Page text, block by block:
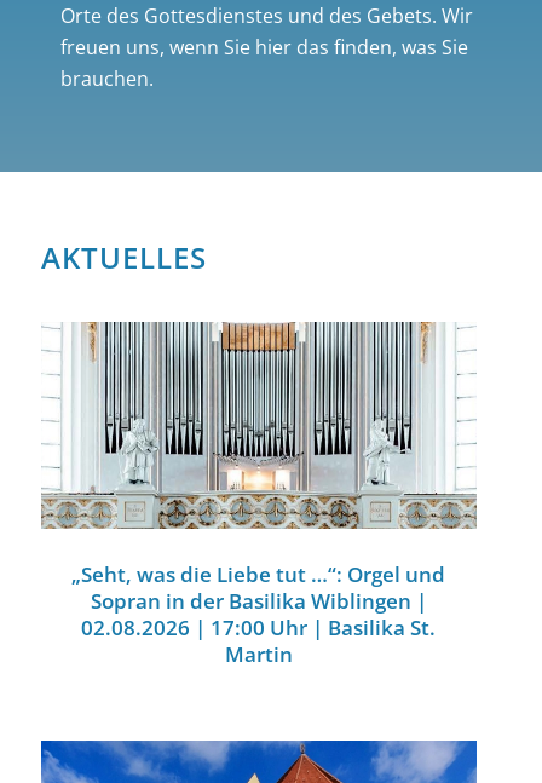
Orte des Gottesdienstes und des Gebets. Wir
freuen uns, wenn Sie hier das finden, was Sie
brauchen.
AKTUELLES
„Seht, was die Liebe tut …“: Orgel und
Sopran in der Basilika Wiblingen |
02.08.2026 | 17:00 Uhr | Basilika St.
Martin